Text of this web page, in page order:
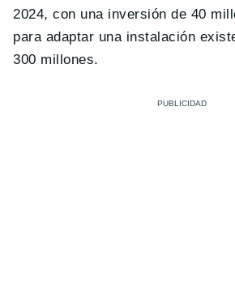
2024, con una inversión de 40
para adaptar una instalación
300 millones.